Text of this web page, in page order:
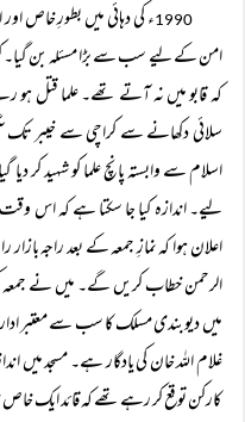
1990ء کی دہائی میں بطورِ خاص
امن کے لیے سب سے بڑا مسئلہ بن گیا۔
کہ قابو میں نہ آتے تھے۔ علما قتل
سلائی دکھانے سے کراچی سے خیبر
اسلام سے وابستہ پانچ علما کو شہید کر
لیے۔ اندازہ کیا جا سکتا ہے کہ اس
اعلان ہوا کہ نمازِ جمعہ کے بعد راجہ
الرحمن خطاب کریں گے۔ میں نے جمعہ کی
میں دیوبندی مسلک کا سب سے معتبر ادارہ
غلام اللہ خان کی یادگار ہے۔ مسجد میں
کارکن توقع کر رہے تھے کہ قائد ایک